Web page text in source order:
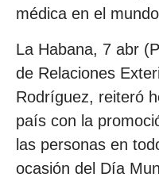
médica en el mundo
La Habana, 7 abr
de Relaciones
Rodríguez, reiteró
país con la
las personas en
ocasión del Día